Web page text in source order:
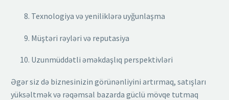
Texnologiya və yeniliklərə uyğunlaşma
Müştəri rəyləri və reputasiya
Uzunmüddətli əməkdaşlıq perspektivləri
Əgər siz də biznesinizin görünənliyini artırmaq, satışları
yüksəltmək və rəqəmsal bazarda güclü mövqe tutmaq